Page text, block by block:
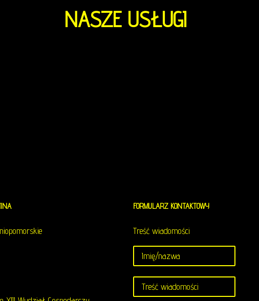
NASZEUSŁUGI
FORMULARZ KONTAKTOWY
Treść wiadomości